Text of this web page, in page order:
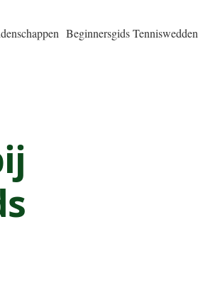
Beginnersgids Tenniswedden